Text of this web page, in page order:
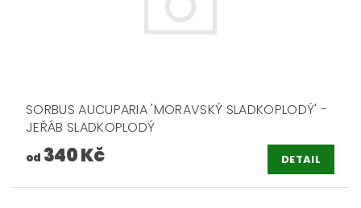
SORBUS AUCUPARIA 'MORAVSKÝ SLADKOPLODÝ' -
JEŘÁB SLADKOPLODÝ
od 340 Kč DETAIL